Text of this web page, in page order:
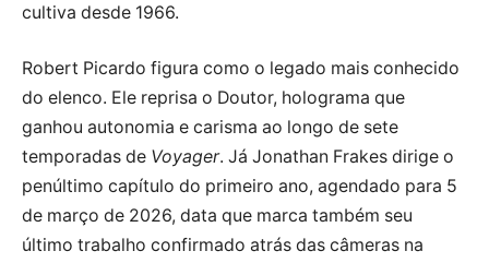
cultiva desde 1966.
Robert Picardo figura como o legado mais conhecido
do elenco. Ele reprisa o Doutor, holograma que
ganhou autonomia e carisma ao longo de sete
temporadas de Voyager. Já Jonathan Frakes dirige o
penúltimo capítulo do primeiro ano, agendado para 5
de março de 2026, data que marca também seu
último trabalho confirmado atrás das câmeras na